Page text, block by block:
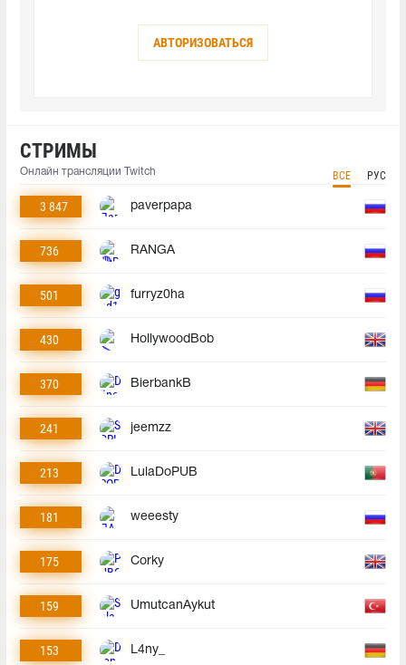
АВТОРИЗОВАТЬСЯ
СТРИМЫ
Онлайн трансляции Twitch ВСЕ РУС
3 847 paverpapa
736 RANGA
501 furryz0ha
430 HollywoodBob
370 BierbankB
241 jeemzz
213 LulaDoPUB
181 weeesty
175 Corky
159 UmutcanAykut
153 L4ny_